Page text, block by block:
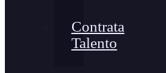
Contrata
Talento